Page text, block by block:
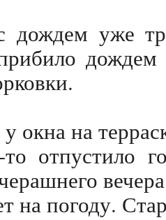
дождем уже
окна на
то отпустило
на погоду.